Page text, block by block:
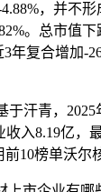
，并不形
。总市值
年复合增
汗青，
入8.19亿
榜单沃尔